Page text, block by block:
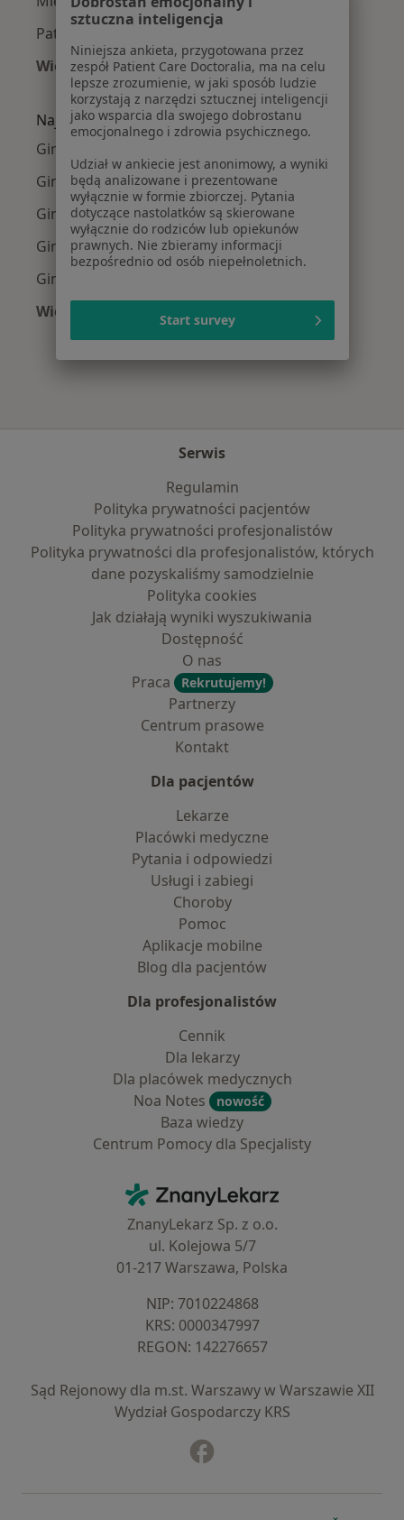
Patologia ciąży w Gliwicach
Więcej (15)
Więcej w kategorii: Najczęście leczone
Najpopularniejsze ubezpieczenia
Ginekolodzy z Enel-med w Gliwicach
Ginekolodzy z Allianz w Gliwicach
Ginekolodzy z PZU Zdrowie w Gliwicach
Ginekolodzy z POLMED w Gliwicach
Ginekolodzy z LUX MED w Gliwicach
Więcej (9)
Więcej w kategorii: Najpopularniejsze
Serwis
Regulamin
Polityka prywatności pacjentów
Polityka prywatności profesjonalistów
Polityka prywatności dla profesjonalistów, których
dane pozyskaliśmy samodzielnie
Polityka cookies
Jak działają wyniki wyszukiwania
Dostępność
O nas
Praca
Rekrutujemy!
Partnerzy
Centrum prasowe
Kontakt
Dla pacjentów
Lekarze
Placówki medyczne
Pytania i odpowiedzi
Usługi i zabiegi
Choroby
Pomoc
Aplikacje mobilne
Blog dla pacjentów
Dla profesjonalistów
Cennik
Dla lekarzy
Dla placówek medycznych
Noa Notes
nowość
Baza wiedzy
Centrum Pomocy dla Specjalisty
ZnanyLekarz - Strona główna
ZnanyLekarz Sp. z o.o.
ul. Kolejowa 5/7
01-217 Warszawa, Polska
NIP: ⁠7010224868
KRS: ⁠0000347997
REGON: ⁠142276657
Sąd Rejonowy dla m.st. Warszawy w Warszawie XII
Wydział Gospodarczy KRS
sztuczna inteligencja
Niniejsza ankieta, przygotowana przez
zespół Patient Care Doctoralia, ma na celu
lepsze zrozumienie, w jaki sposób ludzie
korzystają z narzędzi sztucznej inteligencji
jako wsparcia dla swojego dobrostanu
emocjonalnego i zdrowia psychicznego.
Udział w ankiecie jest anonimowy, a wyniki
będą analizowane i prezentowane
wyłącznie w formie zbiorczej. Pytania
dotyczące nastolatków są skierowane
wyłącznie do rodziców lub opiekunów
prawnych. Nie zbieramy informacji
bezpośrednio od osób niepełnoletnich.
Start survey